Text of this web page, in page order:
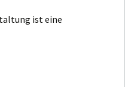
ist eine